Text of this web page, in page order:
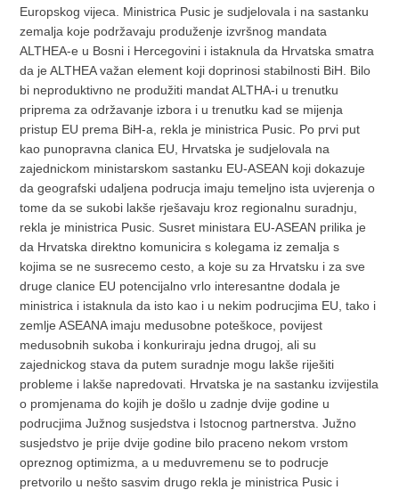
Europskog vijeca. Ministrica Pusic je sudjelovala i na sastanku
zemalja koje podržavaju produženje izvršnog mandata
ALTHEA-e u Bosni i Hercegovini i istaknula da Hrvatska smatra
da je ALTHEA važan element koji doprinosi stabilnosti BiH. Bilo
bi neproduktivno ne produžiti mandat ALTHA-i u trenutku
priprema za održavanje izbora i u trenutku kad se mijenja
pristup EU prema BiH-a, rekla je ministrica Pusic. Po prvi put
kao punopravna clanica EU, Hrvatska je sudjelovala na
zajednickom ministarskom sastanku EU-ASEAN koji dokazuje
da geografski udaljena podrucja imaju temeljno ista uvjerenja o
tome da se sukobi lakše rješavaju kroz regionalnu suradnju,
rekla je ministrica Pusic. Susret ministara EU-ASEAN prilika je
da Hrvatska direktno komunicira s kolegama iz zemalja s
kojima se ne susrecemo cesto, a koje su za Hrvatsku i za sve
druge clanice EU potencijalno vrlo interesantne dodala je
ministrica i istaknula da isto kao i u nekim podrucjima EU, tako i
zemlje ASEANA imaju medusobne poteškoce, povijest
medusobnih sukoba i konkuriraju jedna drugoj, ali su
zajednickog stava da putem suradnje mogu lakše riješiti
probleme i lakše napredovati. Hrvatska je na sastanku izvijestila
o promjenama do kojih je došlo u zadnje dvije godine u
podrucjima Južnog susjedstva i Istocnog partnerstva. Južno
susjedstvo je prije dvije godine bilo praceno nekom vrstom
opreznog optimizma, a u meduvremenu se to podrucje
pretvorilo u nešto sasvim drugo rekla je ministrica Pusic i